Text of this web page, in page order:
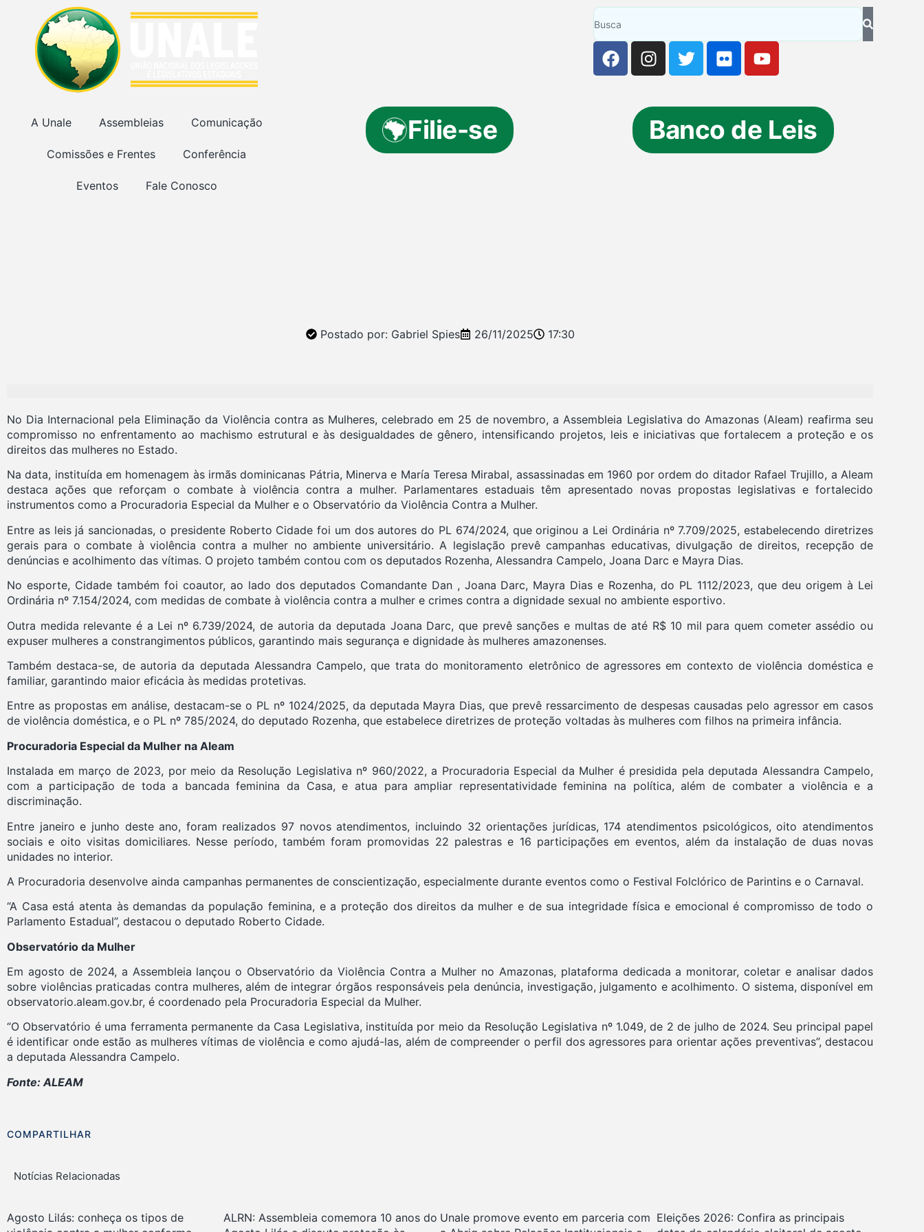
A Unale Assembleias Comunicação
Comissões e Frentes Conferência
Eventos Fale Conosco
Filie-se Banco de Leis
Postado por: Gabriel Spies 26/11/2025 17:30
No Dia Internacional pela Eliminação da Violência contra as Mulheres, celebrado em 25 de novembro, a Assembleia Legislativa do Amazonas (Aleam) reafirma seu
compromisso no enfrentamento ao machismo estrutural e às desigualdades de gênero, intensificando projetos, leis e iniciativas que fortalecem a proteção e os
direitos das mulheres no Estado.
Na data, instituída em homenagem às irmãs dominicanas Pátria, Minerva e María Teresa Mirabal, assassinadas em 1960 por ordem do ditador Rafael Trujillo, a Aleam
destaca ações que reforçam o combate à violência contra a mulher. Parlamentares estaduais têm apresentado novas propostas legislativas e fortalecido
instrumentos como a Procuradoria Especial da Mulher e o Observatório da Violência Contra a Mulher.
Entre as leis já sancionadas, o presidente Roberto Cidade foi um dos autores do PL 674/2024, que originou a Lei Ordinária nº 7.709/2025, estabelecendo diretrizes
gerais para o combate à violência contra a mulher no ambiente universitário. A legislação prevê campanhas educativas, divulgação de direitos, recepção de
denúncias e acolhimento das vítimas. O projeto também contou com os deputados Rozenha, Alessandra Campelo, Joana Darc e Mayra Dias.
No esporte, Cidade também foi coautor, ao lado dos deputados Comandante Dan , Joana Darc, Mayra Dias e Rozenha, do PL 1112/2023, que deu origem à Lei
Ordinária nº 7.154/2024, com medidas de combate à violência contra a mulher e crimes contra a dignidade sexual no ambiente esportivo.
Outra medida relevante é a Lei nº 6.739/2024, de autoria da deputada Joana Darc, que prevê sanções e multas de até R$ 10 mil para quem cometer assédio ou
expuser mulheres a constrangimentos públicos, garantindo mais segurança e dignidade às mulheres amazonenses.
Também destaca-se, de autoria da deputada Alessandra Campelo, que trata do monitoramento eletrônico de agressores em contexto de violência doméstica e
familiar, garantindo maior eficácia às medidas protetivas.
Entre as propostas em análise, destacam-se o PL nº 1024/2025, da deputada Mayra Dias, que prevê ressarcimento de despesas causadas pelo agressor em casos
de violência doméstica, e o PL nº 785/2024, do deputado Rozenha, que estabelece diretrizes de proteção voltadas às mulheres com filhos na primeira infância.
Procuradoria Especial da Mulher na Aleam
Instalada em março de 2023, por meio da Resolução Legislativa nº 960/2022, a Procuradoria Especial da Mulher é presidida pela deputada Alessandra Campelo,
com a participação de toda a bancada feminina da Casa, e atua para ampliar representatividade feminina na política, além de combater a violência e a
discriminação.
Entre janeiro e junho deste ano, foram realizados 97 novos atendimentos, incluindo 32 orientações jurídicas, 174 atendimentos psicológicos, oito atendimentos
sociais e oito visitas domiciliares. Nesse período, também foram promovidas 22 palestras e 16 participações em eventos, além da instalação de duas novas
unidades no interior.
A Procuradoria desenvolve ainda campanhas permanentes de conscientização, especialmente durante eventos como o Festival Folclórico de Parintins e o Carnaval.
“A Casa está atenta às demandas da população feminina, e a proteção dos direitos da mulher e de sua integridade física e emocional é compromisso de todo o
Parlamento Estadual”, destacou o deputado Roberto Cidade.
Observatório da Mulher
Em agosto de 2024, a Assembleia lançou o Observatório da Violência Contra a Mulher no Amazonas, plataforma dedicada a monitorar, coletar e analisar dados
sobre violências praticadas contra mulheres, além de integrar órgãos responsáveis pela denúncia, investigação, julgamento e acolhimento. O sistema, disponível em
observatorio.aleam.gov.br, é coordenado pela Procuradoria Especial da Mulher.
“O Observatório é uma ferramenta permanente da Casa Legislativa, instituída por meio da Resolução Legislativa nº 1.049, de 2 de julho de 2024. Seu principal papel
é identificar onde estão as mulheres vítimas de violência e como ajudá-las, além de compreender o perfil dos agressores para orientar ações preventivas”, destacou
a deputada Alessandra Campelo.
Fonte: ALEAM
COMPARTILHAR
Notícias Relacionadas
Agosto Lilás: conheça os tipos de
ALRN: Assembleia comemora 10 anos do Unale promove evento em parceria com Eleições 2026: Confira as principais